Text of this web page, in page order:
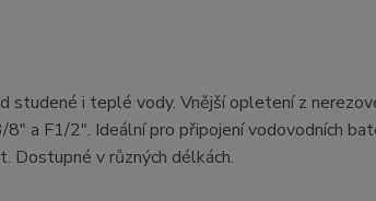
studené i teplé vody. Vnější opletení z
a F1/2". Ideální pro připojení vodovodních
Dostupné v různých délkách.